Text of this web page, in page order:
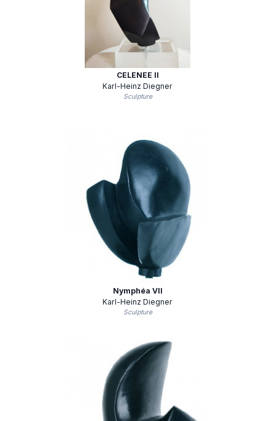
CELENEE II
Karl-Heinz Diegner
Sculpture
Nymphéa VII
Karl-Heinz Diegner
Sculpture